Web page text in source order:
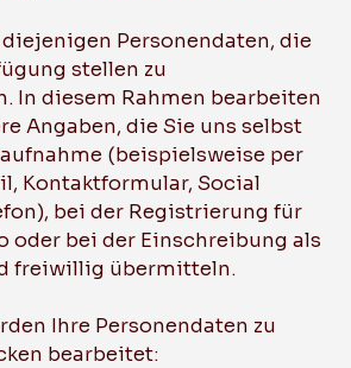
Personendaten, die
stellen zu
In diesem Rahmen bearbeiten
Angaben, die Sie uns selbst
(beispielsweise per
Kontaktformular, Social
bei der Registrierung für
oder bei der Einschreibung als
freiwillig übermitteln.
Ihre Personendaten zu
bearbeitet: